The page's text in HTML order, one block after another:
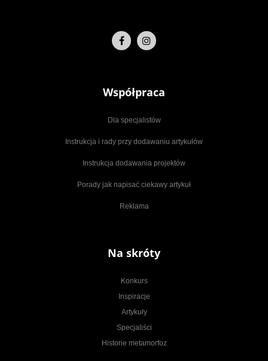
Współpraca
Dla specjalistów
Instrukcja i rady przy dodawaniu artykułów
Instrukcja dodawania projektów
Porady jak napisać ciekawy artykuł
Reklama
Na skróty
Konkurs
Inspiracje
Artykuły
Specjaliści
Historie metamorfoz